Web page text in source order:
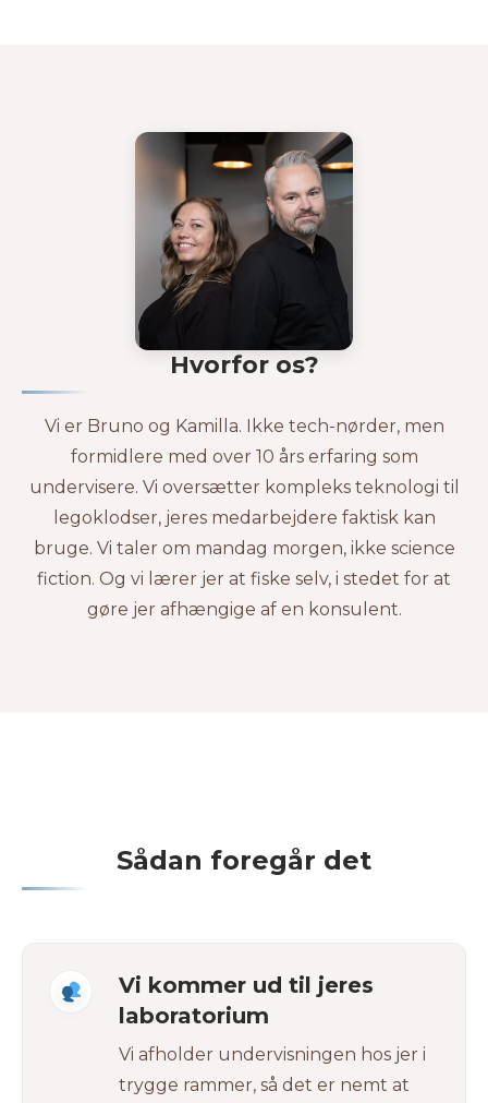
Hvorfor os?
Vi er Bruno og Kamilla. Ikke tech-nørder, men
formidlere med over 10 års erfaring som
undervisere. Vi oversætter kompleks teknologi til
legoklodser, jeres medarbejdere faktisk kan
bruge. Vi taler om mandag morgen, ikke science
fiction. Og vi lærer jer at fiske selv, i stedet for at
gøre jer afhængige af en konsulent.
Sådan foregår det
Vi kommer ud til jeres
laboratorium
Vi afholder undervisningen hos jer i
trygge rammer, så det er nemt at